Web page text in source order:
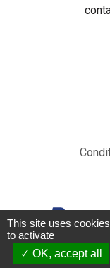
©2023 -
This site uses
to activate
OK, accept all